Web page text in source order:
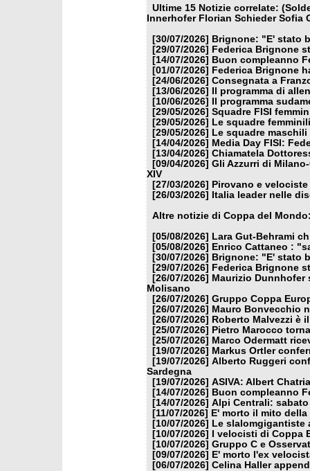
Ultime 15 Notizie correlate:
Innerhofer Florian Schieder Sofia
[30/07/2026]
Brignone: "E' stato
[29/07/2026]
Federica Brignone
[14/07/2026]
Buon compleanno
[01/07/2026]
Federica Brignone
[24/06/2026] Consegnata a
[13/06/2026]
Il programma di
[10/06/2026]
Il programma
[29/05/2026] Squadre FISI
[29/05/2026]
Le squadre
[29/05/2026]
Le squadre maschili
[14/04/2026] Media Day FISI:
[13/04/2026] Chiamatela
[09/04/2026] Gli Azzurri di
XIV
[27/03/2026]
Pirovano e
[26/03/2026]
Italia leader nelle
Altre notizie di Coppa del
[05/08/2026]
Lara Gut-Behrami
[05/08/2026]
Enrico Cattaneo :
[30/07/2026]
Brignone: "E' stato
[29/07/2026]
Federica Brignone
[26/07/2026] Maurizio Dunnhofer
Molisano
[26/07/2026] Gruppo Coppa
[26/07/2026] Mauro Bonvecchio
[26/07/2026]
Roberto Malvezzi è
[25/07/2026]
Pietro Marocco
[25/07/2026] Marco Odermatt
[19/07/2026] Markus Ortler
[19/07/2026] Alberto Ruggeri
Sardegna
[19/07/2026] ASIVA: Albert
[14/07/2026]
Buon compleanno
[14/07/2026] Alpi Centrali:
[11/07/2026]
E' morto il mito
[10/07/2026]
Le
[10/07/2026]
I velocisti di Coppa
[10/07/2026] Gruppo C e
[09/07/2026]
E' morto l'ex
[06/07/2026] Celina Haller